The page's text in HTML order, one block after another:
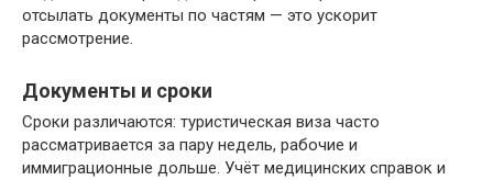
отсылать документы по частям — это ускорит
рассмотрение.
Документы и сроки
Сроки различаются: туристическая виза часто
рассматривается за пару недель, рабочие и
иммиграционные дольше. Учёт медицинских справок и